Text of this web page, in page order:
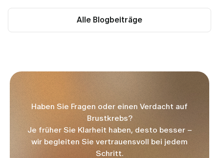
Alle Blogbeiträge
Haben Sie Fragen oder einen Verdacht auf
Brustkrebs?
Je früher Sie Klarheit haben, desto besser –
wir begleiten Sie vertrauensvoll bei jedem
Schritt.